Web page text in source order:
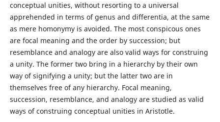
conceptual unities, without resorting to a universal
apprehended in terms of genus and differentia, at the same
as mere homonymy is avoided. The most conspicous ones
are focal meaning and the order by succession; but
resemblance and analogy are also valid ways for construing
a unity. The former two bring in a hierarchy by their own
way of signifying a unity; but the latter two are in
themselves free of any hierarchy. Focal meaning,
succession, resemblance, and analogy are studied as valid
ways of construing conceptual unities in Aristotle.